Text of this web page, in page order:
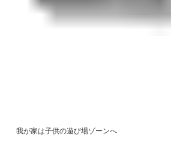
我が家は子供の遊び場ゾーンへ